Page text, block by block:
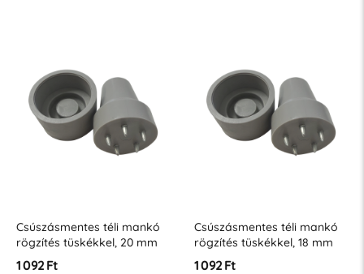
Csúszásmentes téli mankó
rögzítés tüskékkel, 20 mm
szürke
1 092 Ft
Csúszásmentes téli mankó
rögzítés tüskékkel, 18 mm
szürke
1 092 Ft